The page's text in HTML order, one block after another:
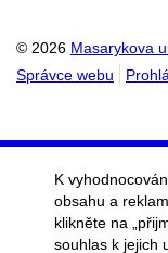
© 2026 Masarykova
Správce webu
K
obsahu a
klikněte na
souhlas k jejich